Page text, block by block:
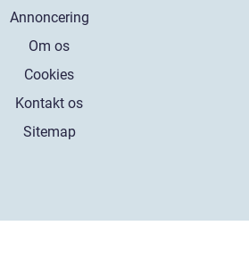
Annoncering
Om os
Cookies
Kontakt os
Sitemap